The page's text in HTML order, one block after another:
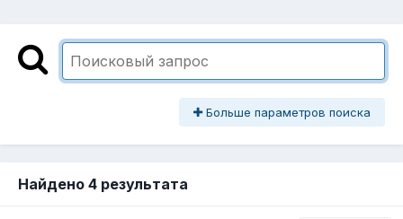
Больше параметров поиска
Найдено 4 результата